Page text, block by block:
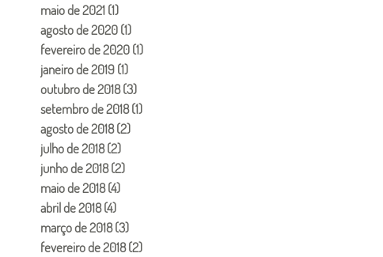
maio de 2021(1)
agosto de 2020(1)
fevereiro de 2020(1)
janeiro de 2019(1)
outubro de 2018(3)
setembro de 2018(1)
agosto de 2018(2)
julho de 2018(2)
junho de 2018(2)
maio de 2018(4)
abril de 2018(4)
março de 2018(3)
fevereiro de 2018(2)